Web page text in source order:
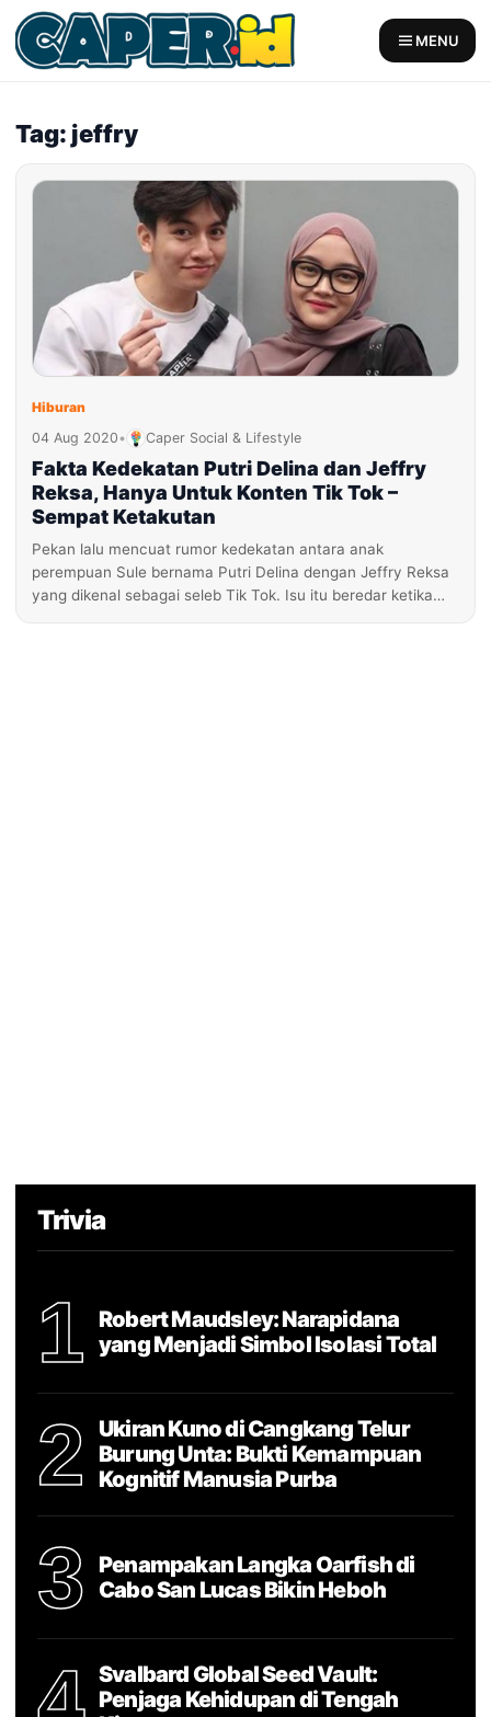
Skip
to
content
MENU
Tag: jeffry
Hiburan
04 Aug 2020• Caper Social & Lifestyle
Fakta Kedekatan Putri Delina dan Jeffry
Reksa, Hanya Untuk Konten Tik Tok –
Sempat Ketakutan
Pekan lalu mencuat rumor kedekatan antara anak
perempuan Sule bernama Putri Delina dengan Jeffry Reksa
yang dikenal sebagai seleb Tik Tok. Isu itu beredar ketika…
Trivia
1
Robert Maudsley: Narapidana
yang Menjadi Simbol Isolasi Total
2
Ukiran Kuno di Cangkang Telur
Burung Unta: Bukti Kemampuan
Kognitif Manusia Purba
3
Penampakan Langka Oarfish di
Cabo San Lucas Bikin Heboh
Svalbard Global Seed Vault:
Penjaga Kehidupan di Tengah